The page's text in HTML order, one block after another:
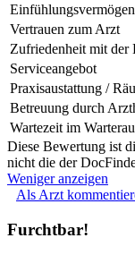
Vertrauen zum Arzt
Zufriedenheit mit der
Serviceangebot
Praxisaustattung /
Betreuung durch
Wartezeit im
Diese Bewertung ist
nicht die der
Weniger anzeigen
Als Arzt
Furchtbar!